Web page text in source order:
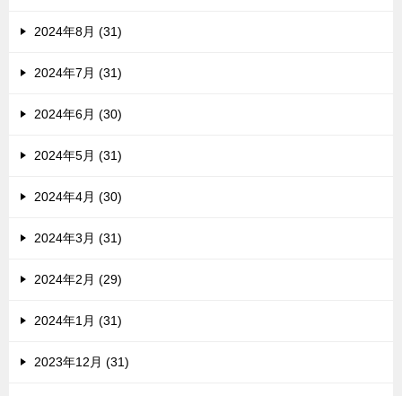
2024年8月 (31)
2024年7月 (31)
2024年6月 (30)
2024年5月 (31)
2024年4月 (30)
2024年3月 (31)
2024年2月 (29)
2024年1月 (31)
2023年12月 (31)